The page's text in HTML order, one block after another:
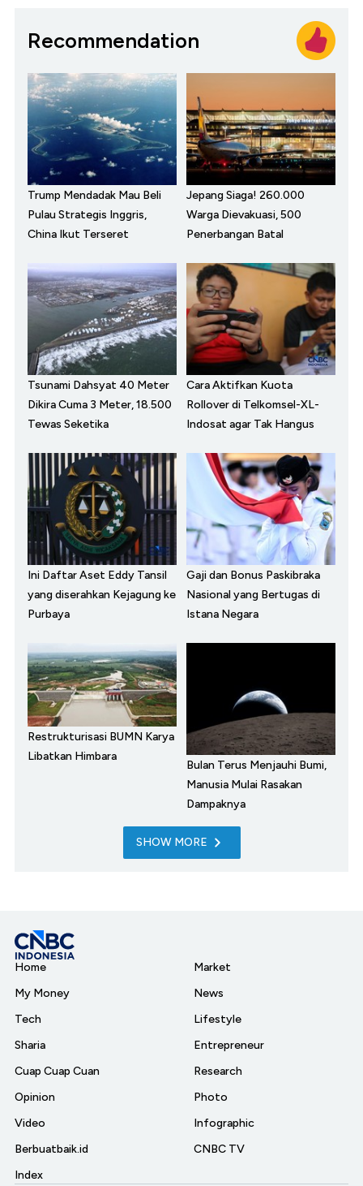
Recommendation
Trump Mendadak Mau Beli
Pulau Strategis Inggris,
China Ikut Terseret
Jepang Siaga! 260.000
Warga Dievakuasi, 500
Penerbangan Batal
Tsunami Dahsyat 40 Meter
Dikira Cuma 3 Meter, 18.500
Tewas Seketika
Cara Aktifkan Kuota
Rollover di Telkomsel-XL-
Indosat agar Tak Hangus
Ini Daftar Aset Eddy Tansil
yang diserahkan Kejagung ke
Purbaya
Gaji dan Bonus Paskibraka
Nasional yang Bertugas di
Istana Negara
Restrukturisasi BUMN Karya
Libatkan Himbara
Bulan Terus Menjauhi Bumi,
Manusia Mulai Rasakan
Dampaknya
SHOW MORE
Home
My Money
Tech
Sharia
Cuap Cuap Cuan
Opinion
Video
Berbuatbaik.id
Index
Market
News
Lifestyle
Entrepreneur
Research
Photo
Infographic
CNBC TV